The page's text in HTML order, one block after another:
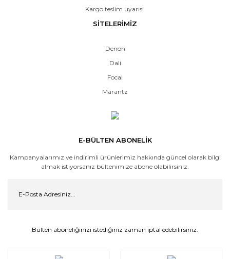
Kargo teslim uyarısı
SİTELERİMİZ
Denon
Dali
Focal
Marantz
E-BÜLTEN ABONELİK
Kampanyalarımız ve indirimli ürünlerimiz hakkında güncel olarak bilgi
almak istiyorsanız bültenimize abone olabilirsiniz.
Bülten aboneliğinizi istediğiniz zaman iptal edebilirsiniz.